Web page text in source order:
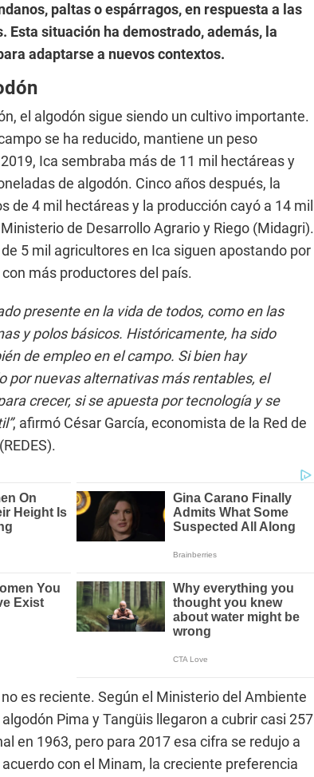
paltas o espárragos, en respuesta a las
Esta situación ha demostrado, además, la
adaptarse a nuevos contextos.
el algodón sigue siendo un cultivo importante.
se ha reducido, mantiene un peso
Ica sembraba más de 11 mil hectáreas y
de algodón. Cinco años después, la
de 4 mil hectáreas y la producción cayó a 14 mil
de Desarrollo Agrario y Riego (Midagri).
5 mil agricultores en Ica siguen apostando por
más productores del país.
presente en la vida de todos, como en las
y polos básicos. Históricamente, ha sido
de empleo en el campo. Si bien hay
por nuevas alternativas más rentables, el
crecer, si se apuesta por tecnología y se
, afirmó César García, economista de la Red de
es reciente. Según el Ministerio del Ambiente
Pima y Tangüis llegaron a cubrir casi 257
en 1963, pero para 2017 esa cifra se redujo a
acuerdo con el Minam, la creciente preferencia